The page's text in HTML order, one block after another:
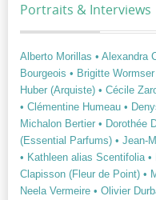
Portraits & Interviews
Alberto Morillas • Alexandra
Bourgeois • Brigitte
Huber (Arquiste) • Cécile
• Clémentine Humeau •
Michalon Bertier • Dorothée
(Essential Parfums) • Jean-
• Kathleen alias Scentifolia •
Clapisson (Fleur de Point) •
Neela Vermeire • Olivier